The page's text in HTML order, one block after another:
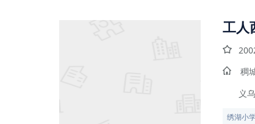
工人
稠
义
绣湖小